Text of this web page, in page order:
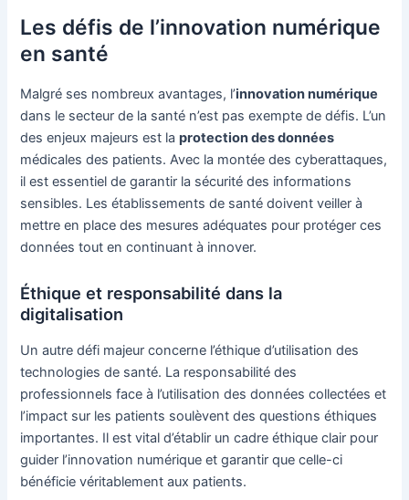
Les défis de l’innovation numérique
en santé
Malgré ses nombreux avantages, l’innovation numérique
dans le secteur de la santé n’est pas exempte de défis. L’un
des enjeux majeurs est laprotection des données
médicales des patients. Avec la montée des cyberattaques,
il est essentiel de garantir la sécurité des informations
sensibles. Les établissements de santé doivent veiller à
mettre en place des mesures adéquates pour protéger ces
données tout en continuant à innover.
Éthique et responsabilité dans la
digitalisation
Un autre défi majeur concerne l’éthique d’utilisation des
technologies de santé. La responsabilité des
professionnels face à l’utilisation des données collectées et
l’impact sur les patients soulèvent des questions éthiques
importantes. Il est vital d’établir un cadre éthique clair pour
guider l’innovation numérique et garantir que celle-ci
bénéficie véritablement aux patients.